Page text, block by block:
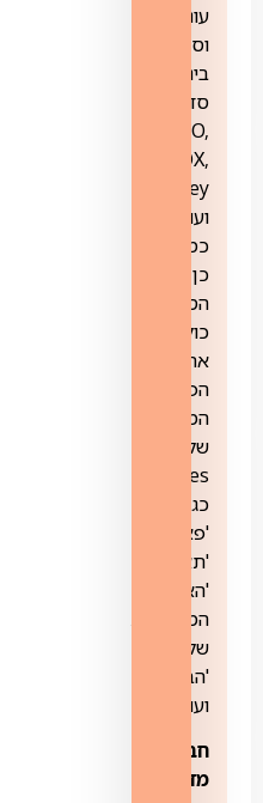
עונות
וסדרות,
ביניהן
סדרות
HBO,
FOX,
Disney
ועוד.
כמו
כן
הספרייה
כוללת
את
הפקות
המקום
של
yes
כגון:
'פאודה',
'תאג"ד',
'האחיות
המוצלחות
שלי',
'הבוזגלוס'
ועוד.
חבילת
מדע